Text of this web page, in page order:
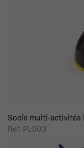
Socle multi-activités
Ref: PLO03